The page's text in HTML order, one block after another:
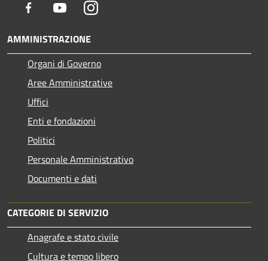
Facebook YoutubeInstagram
AMMINISTRAZIONE
Organi di Governo
Aree Amministrative
Uffici
Enti e fondazioni
Politici
Personale Amministrativo
Documenti e dati
CATEGORIE DI SERVIZIO
Anagrafe e stato civile
Cultura e tempo libero